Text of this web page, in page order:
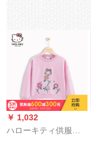
￥ 1,032
ハローキティ供服